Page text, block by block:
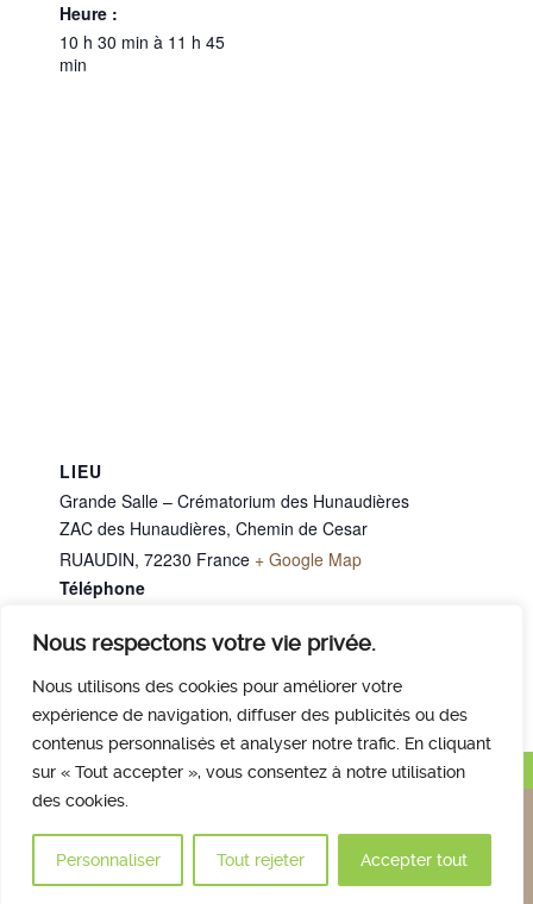
Nous respectons votre vie privée.
Nous utilisons des cookies pour améliorer votre
expérience de navigation, diffuser des publicités ou des
contenus personnalisés et analyser notre trafic. En cliquant
sur « Tout accepter », vous consentez à notre utilisation
des cookies.
Personnaliser Tout rejeter Accepter tout
Heure :
10 h 30 min à 11 h 45
min
LIEU
Grande Salle – Crématorium des Hunaudières
ZAC des Hunaudières, Chemin de Cesar
RUAUDIN, 72230 France + Google Map
Téléphone
Mme BARREAU Danielle M. TESSIER Claude
Haut de page
Nous contacter
Plan et accès
Mentions légales
© 2017 Crématorium des Hunaudières